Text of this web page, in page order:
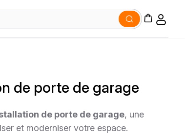
de porte de garage
de porte de garage, une
et moderniser votre espace.